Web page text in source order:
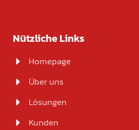
Nützliche Links
Homepage
Über uns
Lösungen
Kunden